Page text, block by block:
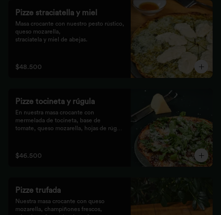
Pizze straciatella y miel
Masa crocante con nuestro pesto rústico,
queso mozarella,
straciatela y miel de abejas.
$48.500
Pizze tocineta y rúgula
En nuestra masa crocante con
mermelada de tocineta, base de
tomate, queso mozarella, hojas de rúgula
$46.500
Pizze trufada
Nuestra masa crocante con queso
mozarella, champiñones frescos,